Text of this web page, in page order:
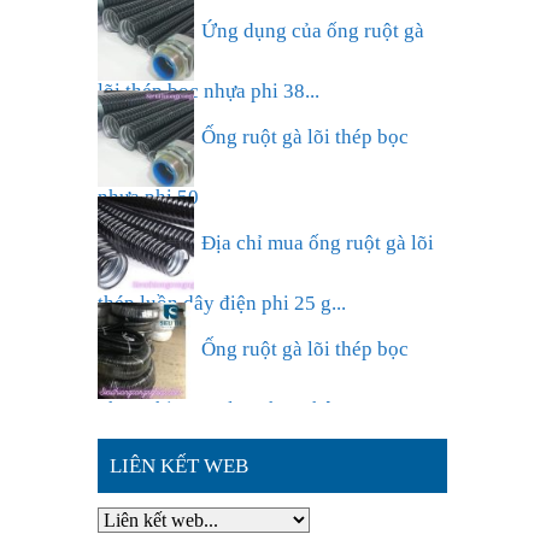
định hình D250 sử dụng trong ...
Ứng dụng của ống ruột gà
lõi thép bọc nhựa phi 38...
nhựa phi 50
Địa chỉ mua ống ruột gà lõi
thép luồn dây điện phi 25 g...
Ống ruột gà lõi thép bọc
nhựa phi 63,sự lựa chọn thông ...
Đặc điểm nổi bật của ống
LIÊN KẾT WEB